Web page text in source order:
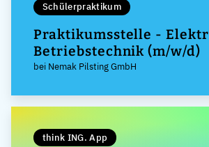
Schülerpraktikum
Praktikumsstelle -
Betriebstechnik (m/w/d)
bei Nemak Pilsting GmbH
think ING. App